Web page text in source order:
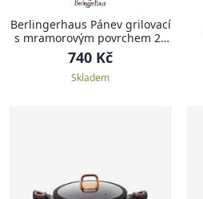
Berlingerhaus Pánev grilovací
s mramorovým povrchem 28
cm Burgundy Metallic Line
740 Kč
Skladem